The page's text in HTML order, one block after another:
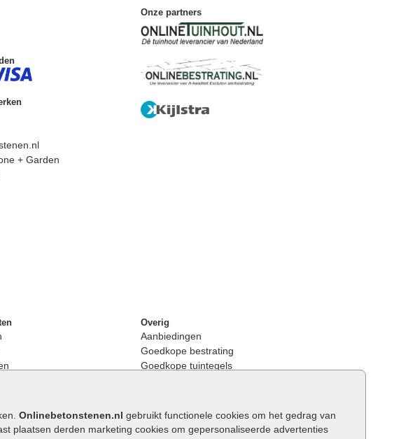
Onlinebetonstenen.nl gebruikt functionele cookies om het gedrag van
plaatsen derden marketing cookies om gepersonaliseerde advertenties
+ Garden
Onze partners
Overig
Aanbiedingen
Goedkope bestrating
Goedkope tuintegels
Opsluitbanden plaatsen
Keerwanden